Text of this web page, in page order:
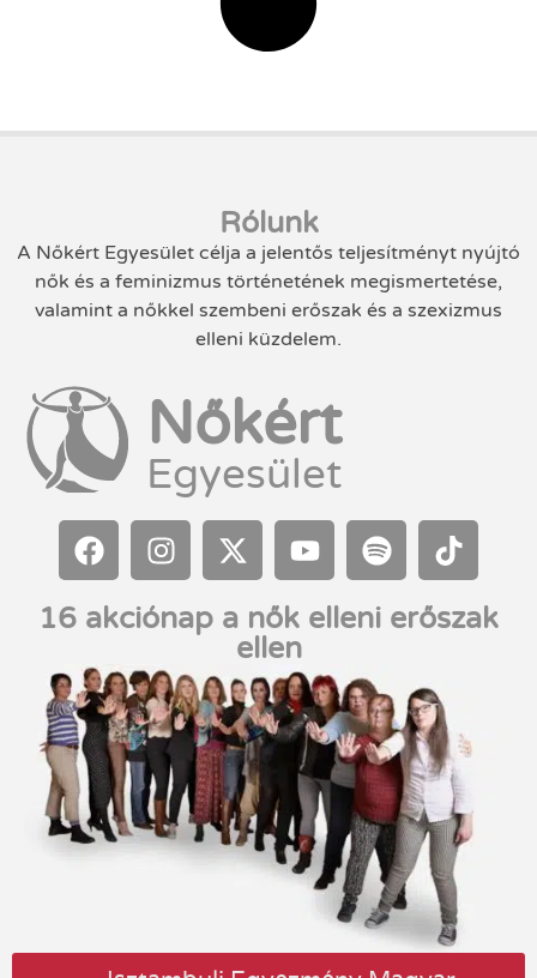
Rólunk
A Nőkért Egyesület célja a jelentős teljesítményt nyújtó
nők és a feminizmus történetének megismertetése,
valamint a nőkkel szembeni erőszak és a szexizmus
elleni küzdelem.
Nőkért
Egyesület
16 akciónap a nők elleni erőszak
ellen